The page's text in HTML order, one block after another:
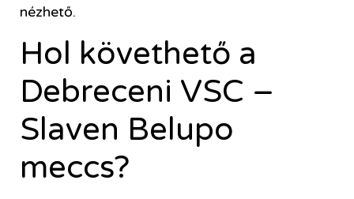
nézhető.
Hol követhető a
Debreceni VSC –
Slaven Belupo
meccs?